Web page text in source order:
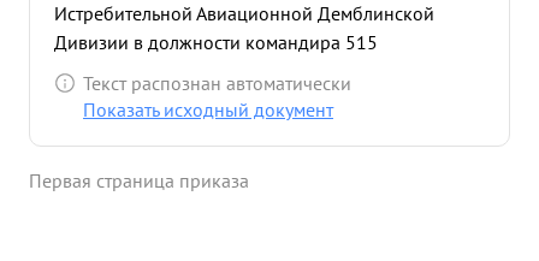
Истребительной Авиационной Демблинской
Дивизии в должности командира 515
Истребительного Авиационного полка. За этот
период показал себя мужествен ным- волевым
через свой штаб правильно организовать работу в
Текст распознан автоматически
Показать исходный документ
Первая страница приказа